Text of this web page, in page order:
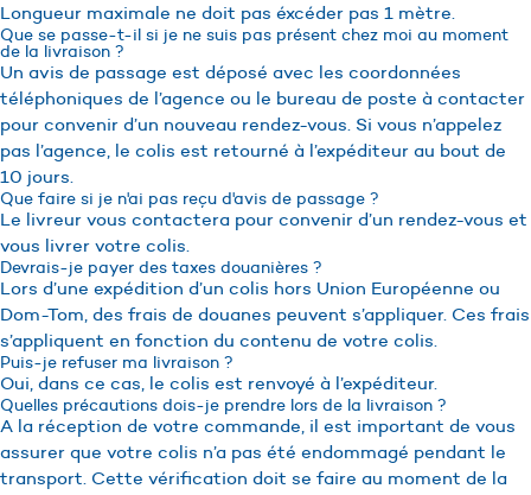
Longueur maximale ne doit pas éxcéder pas 1 mètre.
Que se passe-t-il si je ne suis pas présent chez moi au moment
de la livraison ?
Un avis de passage est déposé avec les coordonnées
téléphoniques de l’agence ou le bureau de poste à contacter
pour convenir d’un nouveau rendez-vous. Si vous n’appelez
pas l’agence, le colis est retourné à l’expéditeur au bout de
10 jours.
Que faire si je n'ai pas reçu d'avis de passage ?
Le livreur vous contactera pour convenir d’un rendez-vous et
vous livrer votre colis.
Devrais-je payer des taxes douanières ?
Lors d’une expédition d’un colis hors Union Européenne ou
Dom-Tom, des frais de douanes peuvent s’appliquer. Ces frais
s’appliquent en fonction du contenu de votre colis.
Puis-je refuser ma livraison ?
Oui, dans ce cas, le colis est renvoyé à l’expéditeur.
Quelles précautions dois-je prendre lors de la livraison ?
A la réception de votre commande, il est important de vous
assurer que votre colis n’a pas été endommagé pendant le
transport. Cette vérification doit se faire au moment de la